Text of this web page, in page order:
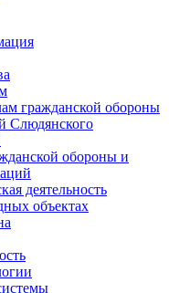
гражданской обороны
Слюдянского
обороны и
деятельность
объектах